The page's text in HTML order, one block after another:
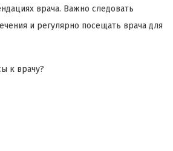
врача. Важно следовать
и регулярно посещать врача для
к врачу?